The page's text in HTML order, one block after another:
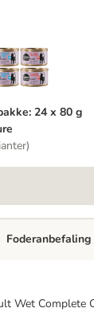
24 x 80 g
24 x 80 g
Wet
Foderanbefaling